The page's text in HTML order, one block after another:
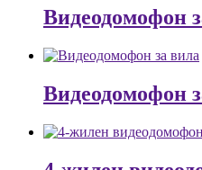
Видеодомофон
Видеодомофон